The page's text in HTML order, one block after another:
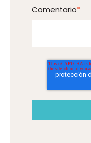
Comentario*